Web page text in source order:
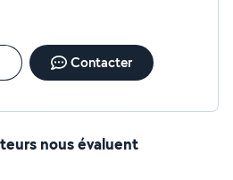
mes réponses aux messages.
Contacter
nous évaluent